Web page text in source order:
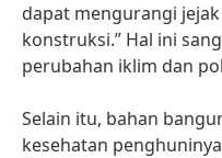
dapat mengurangi
konstruksi.” Hal ini
perubahan iklim dan
Selain itu, bahan
kesehatan